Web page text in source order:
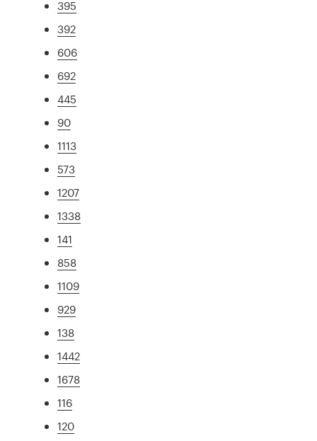
395
392
606
692
445
90
1113
573
1207
1338
141
858
1109
929
138
1442
1678
116
120